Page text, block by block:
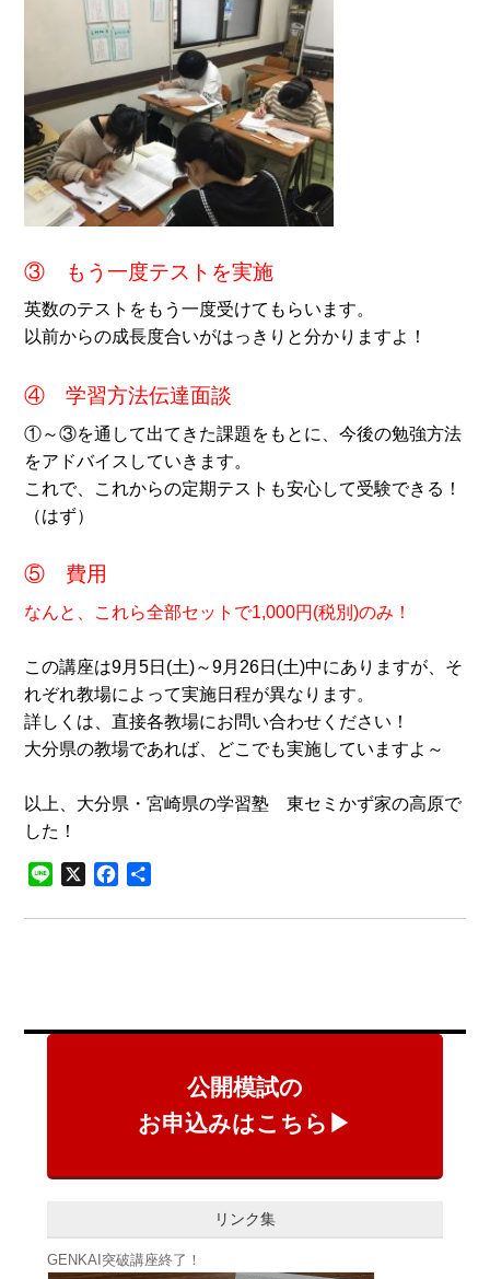
③ もう一度テストを実施
英数のテストをもう一度受けてもらいます。
以前からの成長度合いがはっきりと分かりますよ！
④ 学習方法伝達面談
①～③を通して出てきた課題をもとに、今後の勉強方法
をアドバイスしていきます。
これで、これからの定期テストも安心して受験できる！
（はず）
⑤ 費用
なんと、これら全部セットで1,000円(税別)のみ！
この講座は9月5日(土)～9月26日(土)中にありますが、そ
れぞれ教場によって実施日程が異なります。
詳しくは、直接各教場にお問い合わせください！
大分県の教場であれば、どこでも実施していますよ～
以上、大分県・宮崎県の学習塾 東セミかず家の高原で
した！
Line X Facebook
公開模試の
お申込みはこちら▶
リンク集
GENKAI突破講座終了！